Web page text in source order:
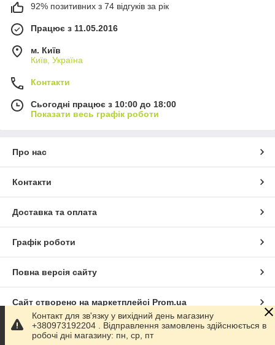
92% позитивних з 74 відгуків за рік
Працює з 11.05.2016
м. Київ
Київ, Україна
Контакти
Сьогодні працює з 10:00 до 18:00
Показати весь графік роботи
Про нас
Контакти
Доставка та оплата
Графік роботи
Повна версія сайту
Сайт створено на маркетплейсі Prom.ua
Політика конфіденційності
Контакт для зв'язку у вихідний день магазину
+380973192204 . Відправлення замовлень здійснюється в
робочі дні магазину: пн, ср, пт